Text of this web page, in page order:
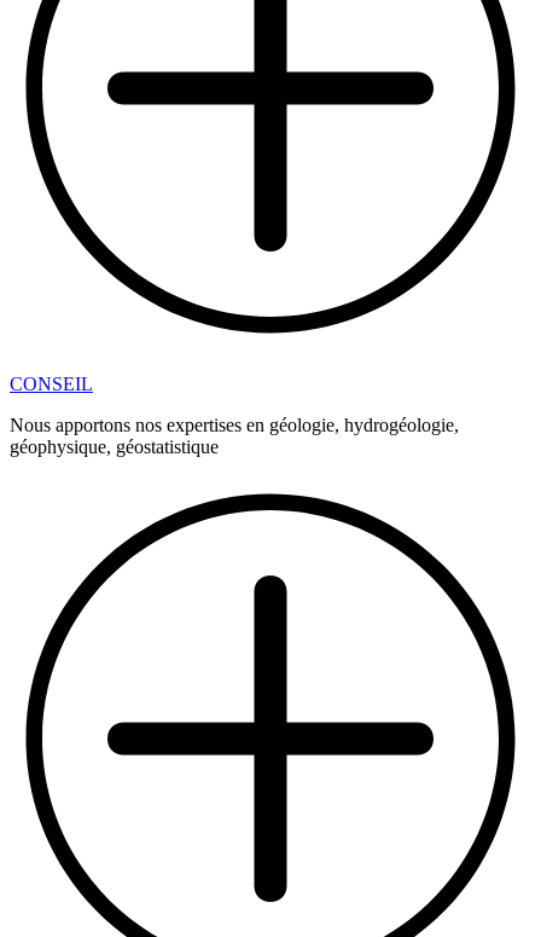
CONSEIL
Nous apportons nos expertises en géologie, hydrogéologie,
géophysique, géostatistique